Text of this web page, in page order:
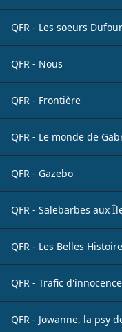
QFR - Les soeurs
QFR - Nous
QFR - Frontière
QFR - Le monde de
QFR - Gazebo
QFR - Salebarbes aux
QFR - Les Belles
QFR - Trafic d'innocence
QFR - Jowanne, la psy